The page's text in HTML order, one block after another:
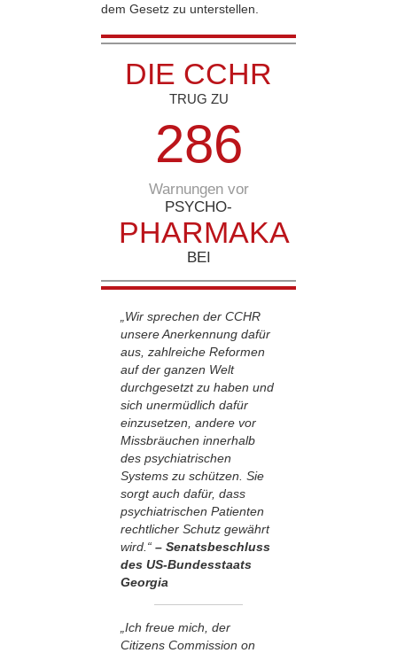
dem Gesetz zu unterstellen.
DIE CCHR
TRUG ZU
286
Warnungen vor
PSYCHO-
PHARMAKA
BEI
„Wir sprechen der CCHR
unsere Anerkennung dafür
aus, zahlreiche Reformen
auf der ganzen Welt
durchgesetzt zu haben und
sich unermüdlich dafür
einzusetzen, andere vor
Missbräuchen innerhalb
des psychiatrischen
Systems zu schützen. Sie
sorgt auch dafür, dass
psychiatrischen Patienten
rechtlicher Schutz gewährt
wird.“ – Senatsbeschluss
des US-Bundesstaats
Georgia
„Ich freue mich, der
Citizens Commission on